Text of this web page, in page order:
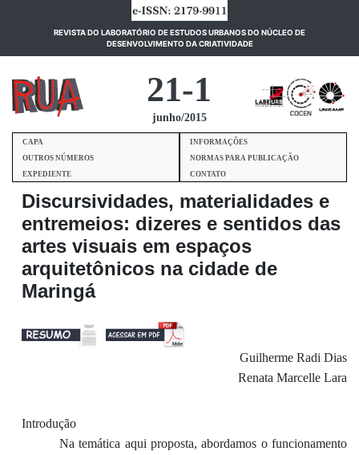
REVISTA DO LABORATÓRIO DE ESTUDOS URBANOS DO NÚCLEO DE
DESENVOLVIMENTO DA CRIATIVIDADE(current)
21-1
junho/2015
CAPA
INFORMAÇÕES
OUTROS NÚMEROS
NORMAS PARA PUBLICAÇÃO
EXPEDIENTE
CONTATO
Discursividades, materialidades e
entremeios: dizeres e sentidos das
artes visuais em espaços
arquitetônicos na cidade de
Maringá
Guilherme Radi Dias
Renata Marcelle Lara
Introdução
Na temática aqui proposta, abordamos o funcionamento